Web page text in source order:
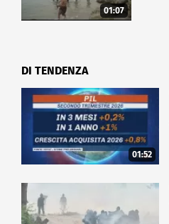
01:07
DI TENDENZA
01:52